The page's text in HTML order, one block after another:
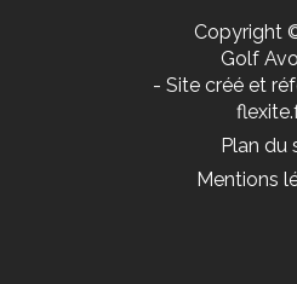
Copyright
Golf
- Site créé et
Plan du
Mentions